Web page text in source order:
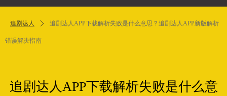
追剧达人APP下载解析失败是什么意
追剧达人 ꄲ 追剧达人APP下载解析失败是什么意思？追剧达人APP新版解析
错误解决指南